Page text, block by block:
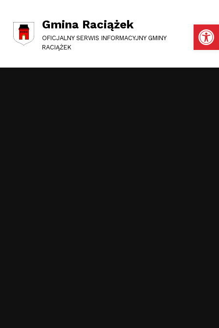
Otwórz pasek narzędzi
Gmina Raciążek
OFICJALNY SERWIS INFORMACYJNY GMINY
RACIĄŻEK